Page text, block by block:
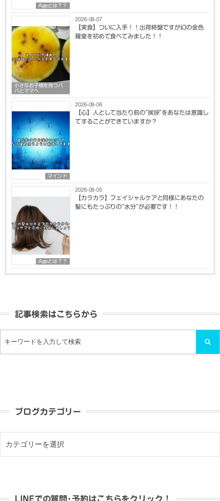
Ageとは？？
小さなお子様を持つパ
パとママへ
2026-08-07
【実食】ついに入手！！出荷終盤ですが幻の金色
羅皇を初めて食べてみました！！
マインド
2026-08-06
【心】人として当たり前の”挨拶”をあなたは意識し
てすることができていますか？
Ageとは？？
2026-08-05
【カラカラ】フェイシャルケアと同様にあなたの
髪にもたっぷりの”水分”が必要です！！
記事検索はこちらから
ブログカテゴリー
LINEでの質問･予約はこちらをクリック！